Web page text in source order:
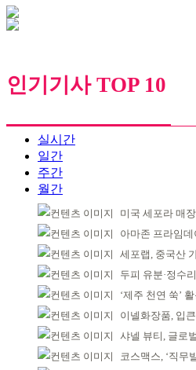
인기기사 TOP 10
실시간
일간
주간
월간
미국 세포라 매장 580
아마존 프라임
세포랩, 중국산 가품
두피 유분·정수리
‘제주 천연 쑥’ 활용 주
이넬화장품, 입큰 ‘
샤넬 뷰티, 글로벌 앰
코스맥스, ‘직무발명보상